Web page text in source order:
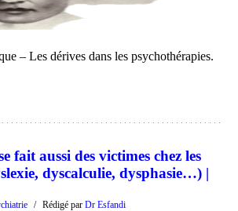
– Les dérives dans les psychothérapies.
fait aussi des victimes chez les
dyscalculie, dysphasie…) |
/ Rédigé parDr Esfandi